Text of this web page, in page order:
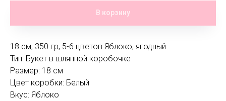
В корзину
18 см, 350 гр, 5-6 цветов Яблоко, ягодный
Тип: Букет в шляпной коробочке
Размер: 18 см
Цвет коробки: Белый
Вкус: Яблоко